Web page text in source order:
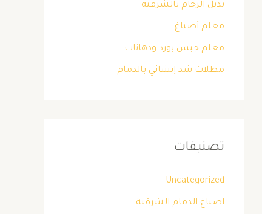
بديل الرخام بالشرقية
معلم أصباغ
معلم جبس بورد ودهانات
مظلات شد إنشائي بالدمام
تصنيفات
Uncategorized
اصباغ الدمام الشرقية